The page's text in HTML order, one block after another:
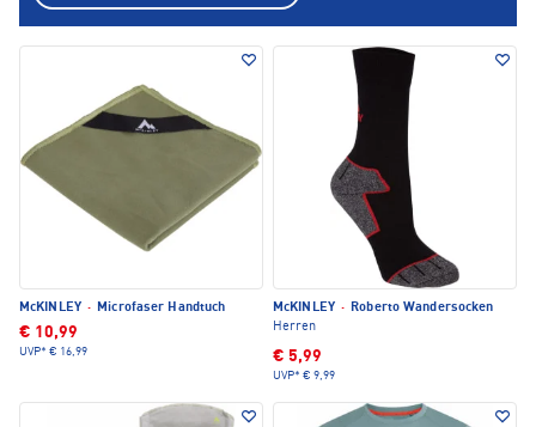
McKINLEY · Microfaser Handtuch
€ 10,99
UVP* € 16,99
McKINLEY · Roberto Wandersocken
Herren
€ 5,99
UVP* € 9,99